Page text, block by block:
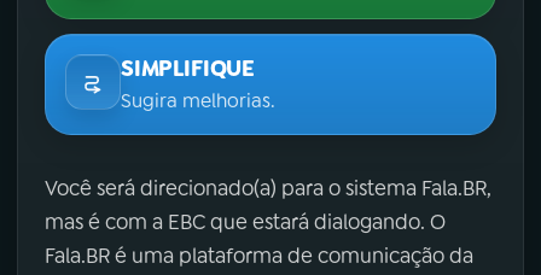
SIMPLIFIQUE
Sugira melhorias.
Você será direcionado(a) para o sistema Fala.BR,
mas é com a EBC que estará dialogando. O
Fala.BR é uma plataforma de comunicação da